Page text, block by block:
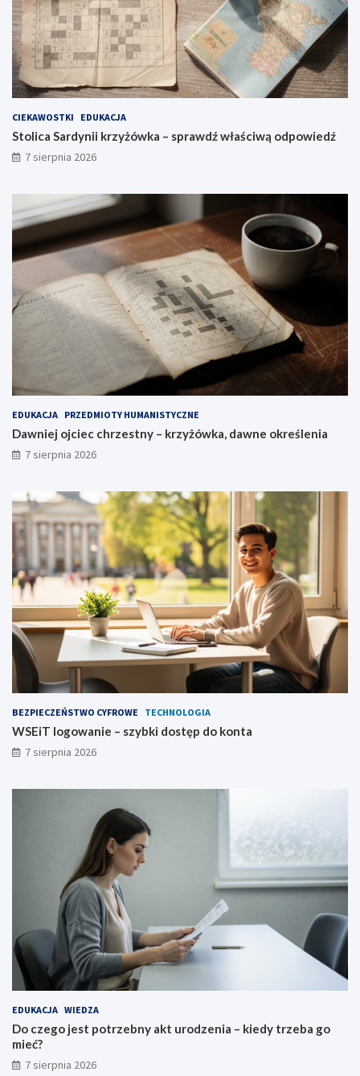
CIEKAWOSTKI EDUKACJA
Stolica Sardynii krzyżówka – sprawdź właściwą odpowiedź
7 sierpnia 2026
EDUKACJA PRZEDMIOTY HUMANISTYCZNE
Dawniej ojciec chrzestny – krzyżówka, dawne określenia
7 sierpnia 2026
BEZPIECZEŃSTWO CYFROWE TECHNOLOGIA
WSEiT logowanie – szybki dostęp do konta
7 sierpnia 2026
EDUKACJA WIEDZA
Do czego jest potrzebny akt urodzenia – kiedy trzeba go
mieć?
7 sierpnia 2026